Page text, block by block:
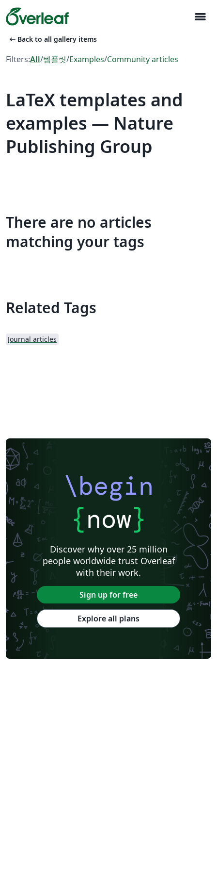
menu
arrow_left_alt Back to all gallery items
Filters:All/템플릿/Examples/Community articles
LaTeX templates and
examples — Nature
Publishing Group
There are no articles
matching your tags
Related Tags
Journal articles
\begin
{now}
Discover why over 25 million
people worldwide trust Overleaf
with their work.
Sign up for free
Explore all plans